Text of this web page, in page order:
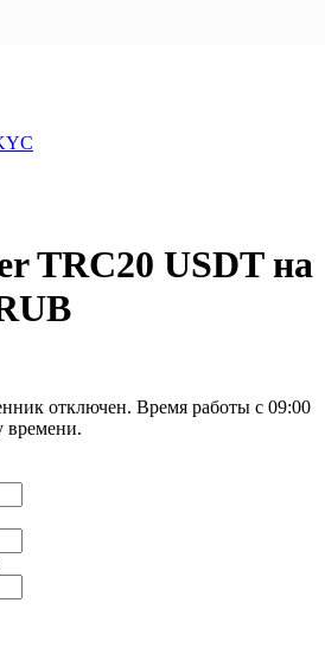
TRC20 USDT на
отключен. Время работы с 09:00
времени.